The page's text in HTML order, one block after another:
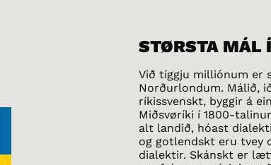
STØRSTA MÁL
Við tíggju milliónum er
Norðurlondum. Málið,
ríkissvenskt, byggir á
Miðsvøríki í 1800-
alt landið, hóast
og gotlendskt eru tvey
dialektir. Skánskt er